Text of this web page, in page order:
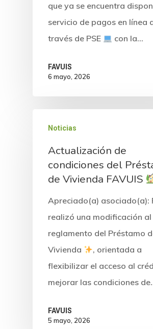
que ya se encuentra
servicio de pagos en línea
través de PSE
con la…
FAVUIS
6 mayo, 2026
Noticias
Actualización de
condiciones del
de Vivienda FAVUIS
Apreciado(a) asociado(a):
realizó una modificación al
reglamento del Préstamo
Vivienda
, orientada a
flexibilizar el acceso al
mejorar las condiciones
FAVUIS
5 mayo, 2026